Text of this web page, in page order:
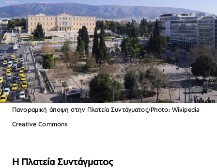
Πανοραμική άποψη στην Πλατεία Συντάγματος/Photo: Wikipedia
Creative Commons
Η Πλατεία Συντάγματος